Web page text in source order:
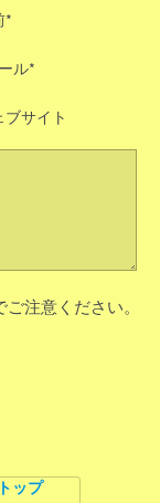
*
ル*
ブサイト
注意ください。
ップ